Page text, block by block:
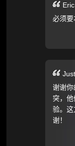
Eric
必须要
谢谢
突，
验。
谢！